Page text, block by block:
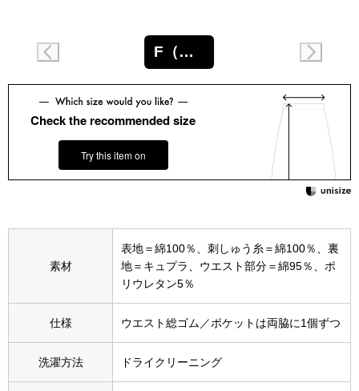
ランド
ブーツ
その他
財布／小物
財布／コイン
ポーチ
F（フリー）
Check the recommended size
Try this item on
素材
表地＝綿100％、刺しゅう糸＝綿100％、裏
地＝キュプラ、ウエスト部分＝綿95％、ポ
リウレタン5％
仕様 ウエスト総ゴム／ポケットは両脇に1個ずつ
洗濯方法 ドライクリーニング